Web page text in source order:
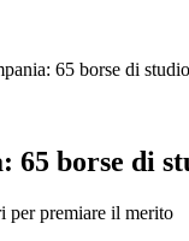
65 borse di
65 borse di
per premiare il merito